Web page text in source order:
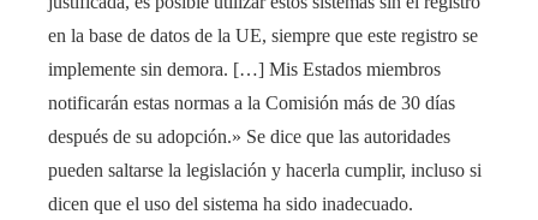
en la base de datos de la UE, siempre que este registro se
implemente sin demora. […] Mis Estados miembros
notificarán estas normas a la Comisión más de 30 días
después de su adopción.» Se dice que las autoridades
pueden saltarse la legislación y hacerla cumplir, incluso si
dicen que el uso del sistema ha sido inadecuado.